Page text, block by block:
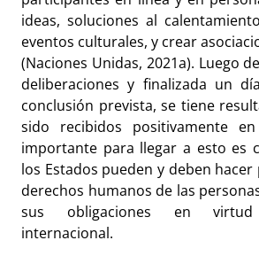
ideas, soluciones al
eventos culturales, y crear
(Naciones Unidas, 2021a). Luego
deliberaciones y finalizada un
conclusión prevista, se tiene
sido recibidos positivamente
importante para llegar a esto es
los Estados pueden y deben
derechos humanos de las
sus obligaciones en
internacional.